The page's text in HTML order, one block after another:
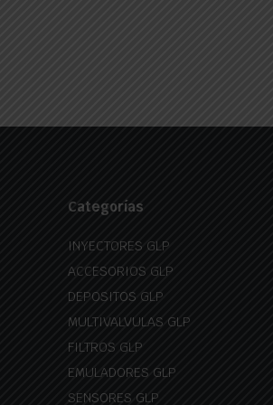
Categorías
INYECTORES GLP
ACCESORIOS GLP
DEPOSITOS GLP
MULTIVALVULAS GLP
FILTROS GLP
EMULADORES GLP
SENSORES GLP